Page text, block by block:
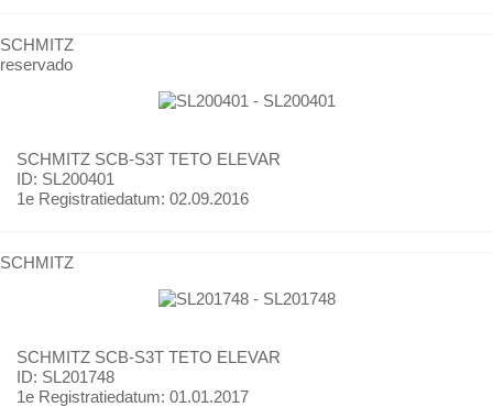
SCHMITZ
reservado
SCHMITZ SCB-S3T TETO ELEVAR
ID: SL200401
1e Registratiedatum: 02.09.2016
SCHMITZ
SCHMITZ SCB-S3T TETO ELEVAR
ID: SL201748
1e Registratiedatum: 01.01.2017